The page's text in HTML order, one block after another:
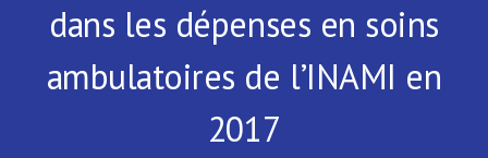
Publications
dans les dépenses en soins
ambulatoires de l’INAMI en
2017